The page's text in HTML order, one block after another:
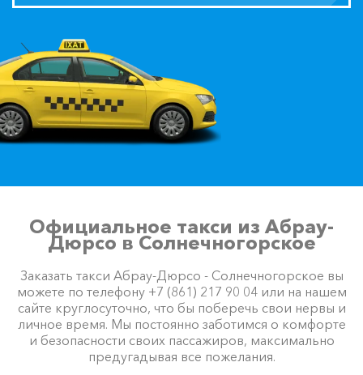
Официальное такси из Абрау-
Дюрсо в Солнечногорское
Заказать такси Абрау-Дюрсо - Солнечногорское вы
можете по телефону +7 (861) 217 90 04 или на нашем
сайте круглосуточно, что бы поберечь свои нервы и
личное время. Мы постоянно заботимся о комфорте
и безопасности своих пассажиров, максимально
предугадывая все пожелания.